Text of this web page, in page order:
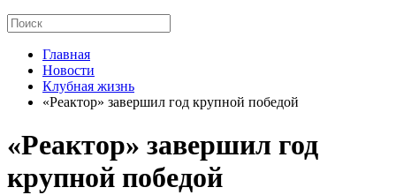
Главная
Новости
Клубная жизнь
«Реактор» завершил год крупной победой
«Реактор» завершил год
крупной победой